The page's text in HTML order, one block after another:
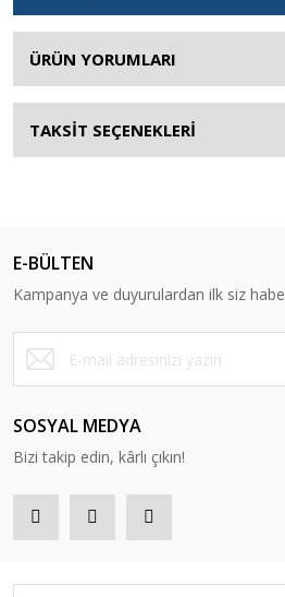
ÜRÜN YORUMLARI
TAKSİT SEÇENEKLERİ
E-BÜLTEN
Kampanya ve duyurulardan ilk siz
SOSYAL MEDYA
Bizi takip edin, kârlı çıkın!